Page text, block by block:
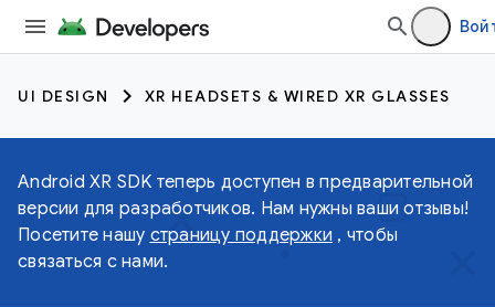
UI DESIGN XR HEADSETS & WIRED XR GLASSES
Android XR SDK теперь доступен в предварительной
версии для разработчиков. Нам нужны ваши отзывы!
Посетите нашу страницу поддержки , чтобы
связаться с нами.